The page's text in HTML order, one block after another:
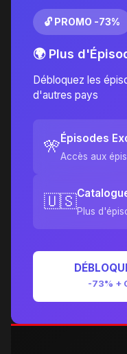
🔓 PROMO -73%
🌍 Plus
Débloquez les
d'autres pays
🎌Épisodes
Accès aux
🇺🇸Plus
-73% +